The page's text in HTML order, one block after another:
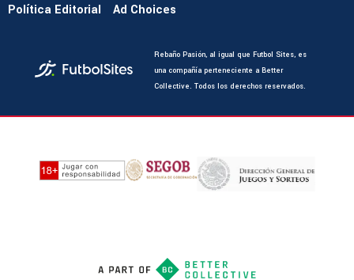
Política Editorial
Ad Choices
Rebaño Pasión, al igual que Futbol Sites, es
una compañía perteneciente a Better
Collective. Todos los derechos reservados.